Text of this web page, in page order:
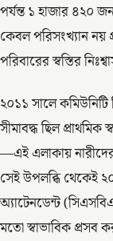
পর্যন্ত ১ হাজার ৪২০
কেবল পরিসংখ্যান নয়
পরিবারের স্বস্তির
২০১১ সালে
সীমাবদ্ধ ছিল প্রাথমিক
—এই এলাকায়
সেই উপলব্ধি থেকেই
অ্যাটেনডেন্ট
মতো স্বাভাবিক প্রসব